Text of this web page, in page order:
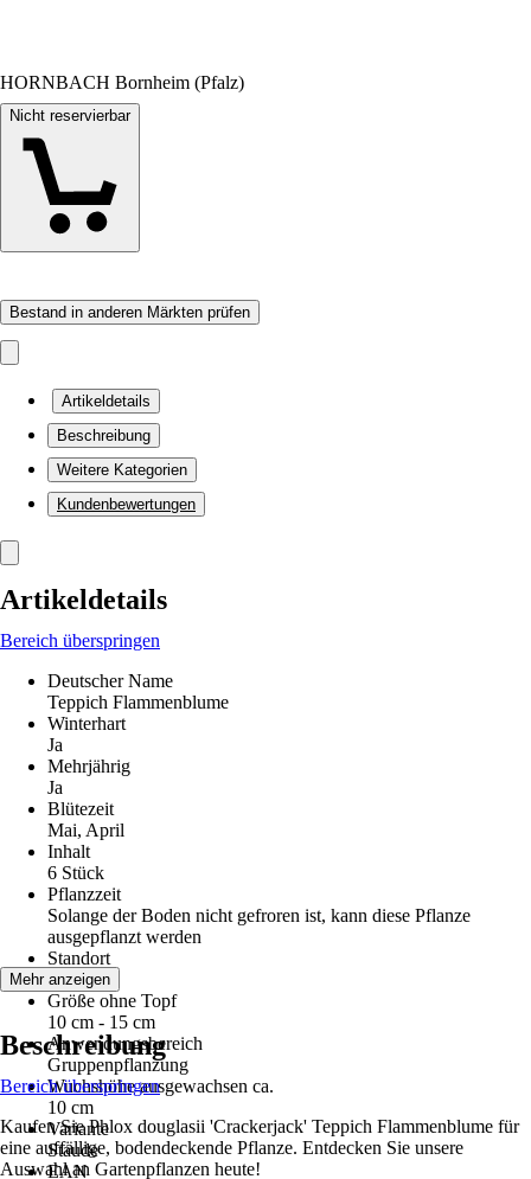
HORNBACH Bornheim (Pfalz)
Nicht reservierbar
Bestand in anderen Märkten prüfen
Artikeldetails
Beschreibung
Weitere Kategorien
Kundenbewertungen
Artikeldetails
Bereich überspringen
Deutscher Name
Teppich Flammenblume
Winterhart
Ja
Mehrjährig
Ja
Blütezeit
Mai, April
Inhalt
6 Stück
Pflanzzeit
Solange der Boden nicht gefroren ist, kann diese Pflanze
ausgepflanzt werden
Standort
Sonne
Größe ohne Topf
10 cm - 15 cm
Anwendungsbereich
Gruppenpflanzung
Wuchshöhe ausgewachsen ca.
10 cm
Variante
Staude
EAN
Mehr anzeigen
Beschreibung
Bereich überspringen
Kaufen Sie Phlox douglasii 'Crackerjack' Teppich Flammenblume für
eine auffällige, bodendeckende Pflanze. Entdecken Sie unsere
Auswahl an Gartenpflanzen heute!